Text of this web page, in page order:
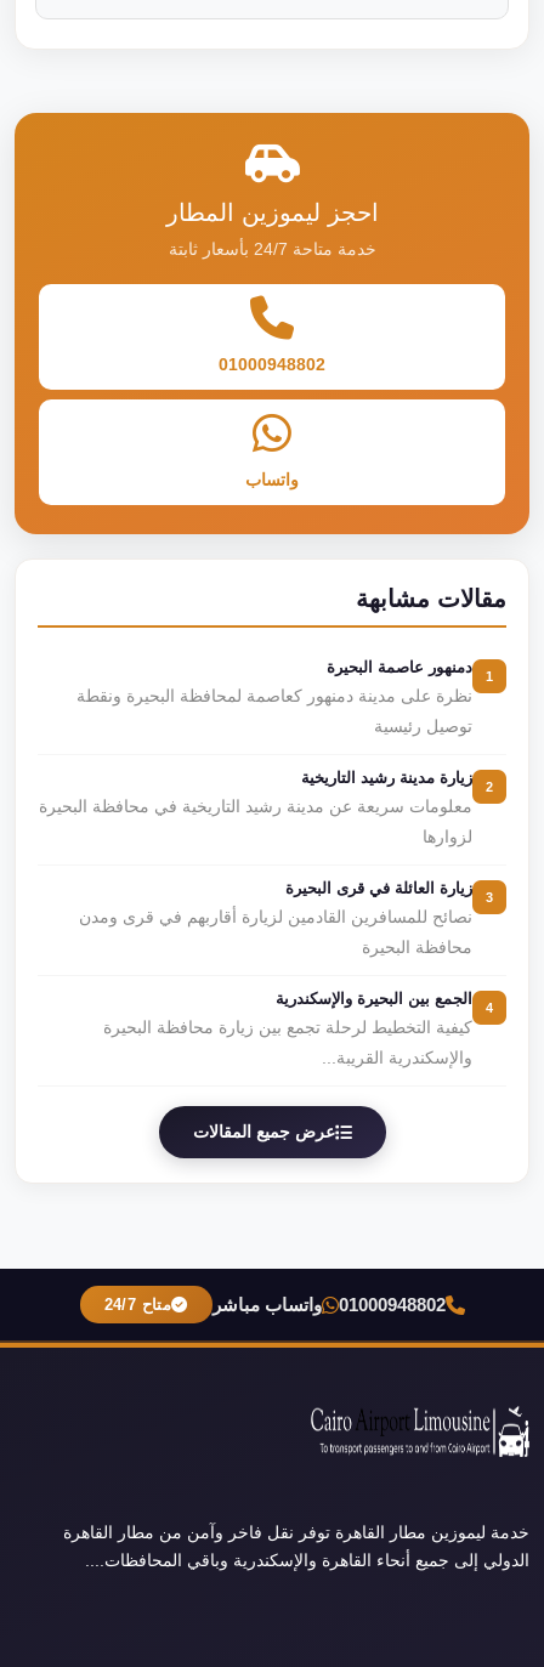
احجز ليموزين المطار
خدمة متاحة 24/7 بأسعار ثابتة
01000948802
واتساب
مقالات مشابهة
دمنهور عاصمة البحيرة
نظرة على مدينة دمنهور كعاصمة لمحافظة البحيرة ونقطة
توصيل رئيسية
زيارة مدينة رشيد التاريخية
معلومات سريعة عن مدينة رشيد التاريخية في محافظة البحيرة
لزوارها
زيارة العائلة في قرى البحيرة
نصائح للمسافرين القادمين لزيارة أقاربهم في قرى ومدن
محافظة البحيرة
الجمع بين البحيرة والإسكندرية
كيفية التخطيط لرحلة تجمع بين زيارة محافظة البحيرة
والإسكندرية القريبة...
عرض جميع المقالات
01000948802 واتساب مباشر متاح 24/7
خدمة ليموزين مطار القاهرة توفر نقل فاخر وآمن من مطار القاهرة
الدولي إلى جميع أنحاء القاهرة والإسكندرية وباقي المحافظات....